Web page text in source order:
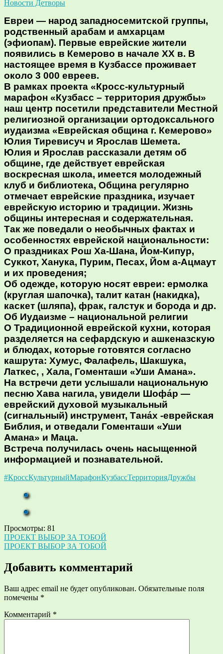
Новости Детворы
Евреи — народ западносемитской группы,
родственный арабам и амхарцам
(эфиопам). Первые еврейские жители
появились в Кемерово в начале XX в. В
настоящее время в Кузбассе проживает
около 3 000 евреев.
В рамках проекта «Кросс-культурный
марафон «Кузбасс – территория дружбы»
наш центр посетили представители Местной
религиозной организации ортодоксального
иудаизма «Еврейская община г. Кемерово»
Юлия Тиревисуч и Ярослав Шемета.
Юлия и Ярослав рассказали детям об
общине, где действует еврейская
воскресная школа, имеется молодежный
клуб и библиотека, Община регулярно
отмечает еврейские праздника, изучает
еврейскую историю и традиции. Жизнь
общины интересная и содержательная.
Так же поведали о необычных фактах и
особенностях еврейской национальности:
О праздниках Рош Ха-Шана, Йом-Кипур,
Суккот, Ханука, Пурим, Песах, Йом а-Ацмаут
и их проведения;
Об одежде, которую носят евреи: ермолка
(круглая шапочка), талит катан (накидка),
каскет (шляпа), фрак, галстук и борода и др.
Об Иудаизме – национальной религии
О Традиционной еврейской кухни, которая
разделяется на сефардскую и ашкеназскую
и блюдах, которые готовятся согласно
кашрута: Хумус, Фалафель, Шакшука,
Латкес, , Хала, Гоменташи «Уши Амана».
На встречи дети услышали национальную
песню Хава нагила, увидели Шофа́р —
еврейский духовой музыкальный
(сигнальный) инструмент, Тана́х -еврейская
Библия, и отведали Гоменташи «Уши
Амана» и Маца.
Встреча получилась очень насыщенной
информацией и познавательной.
#КроссКультурныйМарафонКузбассТерриторияДружбы
Просмотры: 81
Навигация
по
записям
ПРОЕКТ ВЫБОР ЗА ТОБОЙ
ПРОЕКТ ВЫБОР ЗА ТОБОЙ
Добавить комментарий
Ваш адрес email не будет опубликован. Обязательные поля
помечены *
Комментарий *